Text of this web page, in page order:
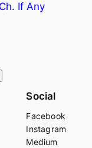
If Any
Social
Facebook
Instagram
Medium